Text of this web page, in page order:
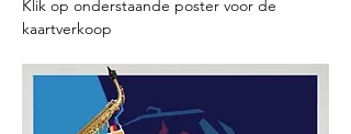
Klik op onderstaande poster voor de
kaartverkoop